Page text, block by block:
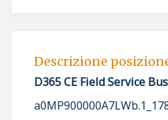
Descrizione
D365 CE Field Service